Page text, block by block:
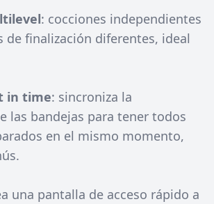
: cocciones independientes
de finalización diferentes, ideal
in time: sincroniza la
las bandejas para tener todos
en el mismo momento,
una pantalla de acceso rápido a